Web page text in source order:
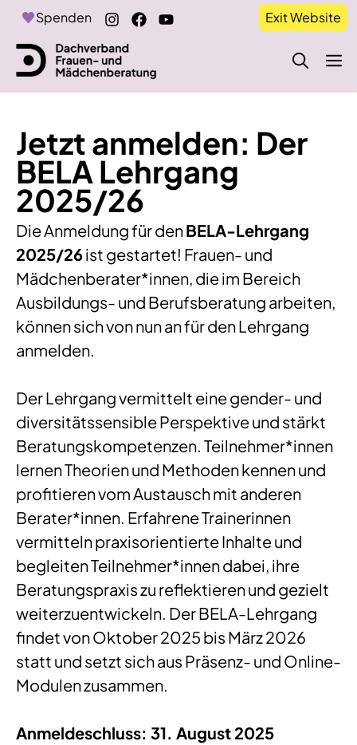
Exit Website
Zum
springen
Spenden
Jetzt anmelden: Der
BELA Lehrgang
2025/26
Die Anmeldung für denBELA-Lehrgang
2025/26ist gestartet! Frauen- und
Mädchenberater*innen, die im Bereich
Ausbildungs- und Berufsberatung arbeiten,
können sich von nun an für den Lehrgang
anmelden.
Der Lehrgang vermittelt eine gender- und
diversitätssensible Perspektive und stärkt
Beratungskompetenzen. Teilnehmer*innen
lernen Theorien und Methoden kennen und
profitieren vom Austausch mit anderen
Berater*innen. Erfahrene Trainerinnen
vermitteln praxisorientierte Inhalte und
begleiten Teilnehmer*innen dabei, ihre
Beratungspraxis zu reflektieren und gezielt
weiterzuentwickeln. Der BELA-Lehrgang
findet von Oktober 2025 bis März 2026
statt und setzt sich aus Präsenz- und Online-
Modulen zusammen.
Anmeldeschluss: 31. August 2025